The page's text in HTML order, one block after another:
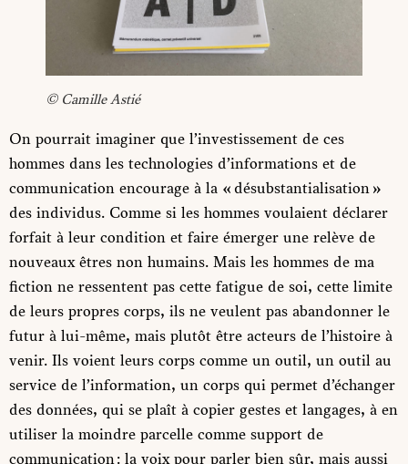
© Camille Astié
On pourrait imaginer que l’investissement de ces
hommes dans les technologies d’informations et de
communication encourage à la « désubstantialisation »
des individus. Comme si les hommes voulaient déclarer
forfait à leur condition et faire émerger une relève de
nouveaux êtres non humains. Mais les hommes de ma
fiction ne ressentent pas cette fatigue de soi, cette limite
de leurs propres corps, ils ne veulent pas abandonner le
futur à lui-même, mais plutôt être acteurs de l’histoire à
venir. Ils voient leurs corps comme un outil, un outil au
service de l’information, un corps qui permet d’échanger
des données, qui se plaît à copier gestes et langages, à en
utiliser la moindre parcelle comme support de
communication : la voix pour parler bien sûr, mais aussi